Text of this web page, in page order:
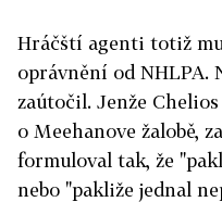
Hráčští agenti totiž
oprávnění od NHLPA.
zaútočil. Jenže
o Meehanove žalobě,
formuloval tak, že
nebo "pakliže jednal